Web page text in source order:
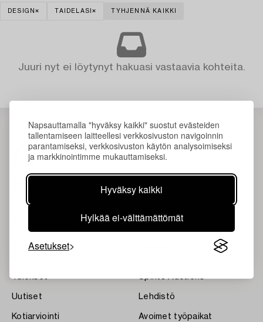
Napsauttamalla "hyväksy kaikki" suostut evästeiden
tallentamiseen laitteellesi verkkosivuston navigoinnin
parantamiseksi, verkkosivuston käytön analysoimiseksi
ja markkinointimme mukauttamiseksi.
Hyväksy kaikki
Hylkää ei-välttämättömät
Asetukset
DESIGN TAIDELASI TYHJENNÄ KAIKKI
Juuri nyt ei löytynyt hakuasi vastaavia kohteita.
Ota yhteyttä
Tulokset
Uutiset
Kotiarviointi
Spirits Auctions
Lehdistö
Avoimet työpaikat